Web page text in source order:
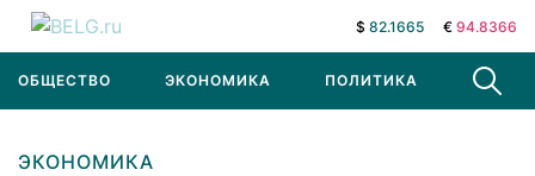
$ 82.1665 € 94.8366
ОБЩЕСТВО ЭКОНОМИКА ПОЛИТИКА В МИРЕ
ЭКОНОМИКА